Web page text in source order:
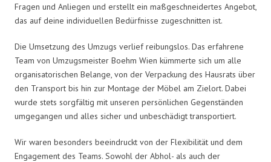
Fragen und Anliegen und erstellt ein maßgeschneidertes Angebot,
das auf deine individuellen Bedürfnisse zugeschnitten ist.
Die Umsetzung des Umzugs verlief reibungslos. Das erfahrene
Team von Umzugsmeister Boehm Wien kümmerte sich um alle
organisatorischen Belange, von der Verpackung des Hausrats über
den Transport bis hin zur Montage der Möbel am Zielort. Dabei
wurde stets sorgfältig mit unseren persönlichen Gegenständen
umgegangen und alles sicher und unbeschädigt transportiert.
Wir waren besonders beeindruckt von der Flexibilität und dem
Engagement des Teams. Sowohl der Abhol- als auch der